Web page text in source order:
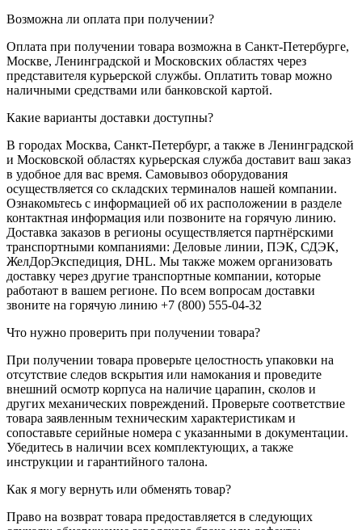
Возможна ли оплата при получении?
Оплата при получении товара возможна в Санкт-Петербурге,
Москве, Ленинградской и Московских областях через
представителя курьерской службы. Оплатить товар можно
наличными средствами или банковской картой.
Какие варианты доставки доступны?
В городах Москва, Санкт-Петербург, а также в Ленинградской
и Московской областях курьерская служба доставит ваш заказ
в удобное для вас время. Самовывоз оборудования
осуществляется со складских терминалов нашей компании.
Ознакомьтесь с информацией об их расположении в разделе
контактная информация или позвоните на горячую линию.
Доставка заказов в регионы осуществляется партнёрскими
транспортными компаниями: Деловые линии, ПЭК, СДЭК,
ЖелДорЭкспедиция, DHL. Мы также можем организовать
доставку через другие транспортные компании, которые
работают в вашем регионе. По всем вопросам доставки
звоните на горячую линию +7 (800) 555-04-32
Что нужно проверить при получении товара?
При получении товара проверьте целостность упаковки на
отсутствие следов вскрытия или намокания и проведите
внешний осмотр корпуса на наличие царапин, сколов и
других механических повреждений. Проверьте соответствие
товара заявленным техническим характеристикам и
сопоставьте серийные номера с указанными в документации.
Убедитесь в наличии всех комплектующих, а также
инструкции и гарантийного талона.
Как я могу вернуть или обменять товар?
Право на возврат товара предоставляется в следующих